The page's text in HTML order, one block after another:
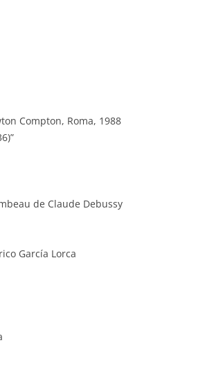
Compton, Roma, 1988
de Claude Debussy
García Lorca